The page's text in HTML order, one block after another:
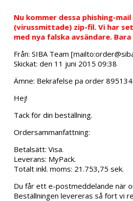
Nu kommer dessa phishing-
(virussmittade) zip-fil. Vi har
med nya falska avsändare.
Från: SIBA Team
Skickat: den 11 juni 2015 09:38
Ämne: Bekrafelse pa order
Hej!
Tack för din beställning.
Ordersammanfattning:
Betalsätt: Visa.
Leverans: MyPack.
Totalt inkl. moms: 21.753,75 sek.
Du får ett e-postmeddelande när
Beställningen levereras så fort vi